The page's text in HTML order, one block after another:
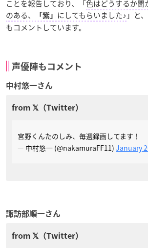
ことを報告しており、「色はどうするか聞
のある、
「紫」 にしてもらいました♪ 」と
もコメントしています。
声優陣もコメント
中村悠一さん
宮野くんたのしみ、毎週録画してます！
— 中村悠一 (@nakamuraFF11) January
諏訪部順一さん